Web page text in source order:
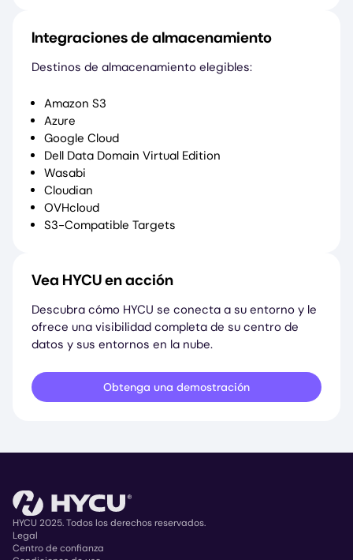
Integraciones de almacenamiento
Destinos de almacenamiento elegibles:
Amazon S3
Azure
Google Cloud
Dell Data Domain Virtual Edition
Wasabi
Cloudian
OVHcloud
S3-Compatible Targets
Vea HYCU en acción
Descubra cómo HYCU se conecta a su entorno y le
ofrece una visibilidad completa de su centro de
datos y sus entornos en la nube.
Obtenga una demostración
HYCU 2025. Todos los derechos reservados.
Legal
Centro de confianza